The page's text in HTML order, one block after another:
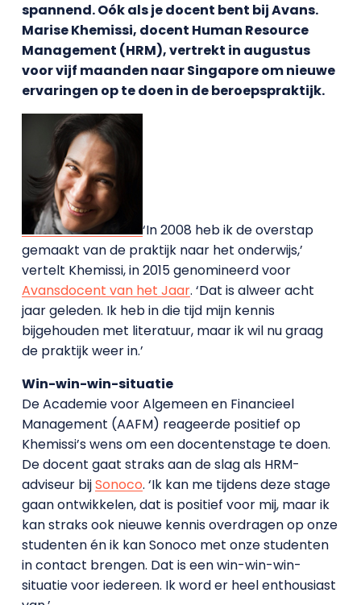
spannend. Oók als je docent bent bij Avans.
Marise Khemissi, docent Human Resource
Management (HRM), vertrekt in augustus
voor vijf maanden naar Singapore om nieuwe
ervaringen op te doen in de beroepspraktijk.
‘In 2008 heb ik de overstap
gemaakt van de praktijk naar het onderwijs,’
vertelt Khemissi, in 2015 genomineerd voor
Avansdocent van het Jaar. ‘Dat is alweer acht
jaar geleden. Ik heb in die tijd mijn kennis
bijgehouden met literatuur, maar ik wil nu graag
de praktijk weer in.’
Win-win-win-situatie
De Academie voor Algemeen en Financieel
Management (AAFM) reageerde positief op
Khemissi’s wens om een docentenstage te doen.
De docent gaat straks aan de slag als HRM-
adviseur bijSonoco. ‘Ik kan me tijdens deze stage
gaan ontwikkelen, dat is positief voor mij, maar ik
kan straks ook nieuwe kennis overdragen op onze
studenten én ik kan Sonoco met onze studenten
in contact brengen. Dat is een win-win-win-
situatie voor iedereen. Ik word er heel enthousiast